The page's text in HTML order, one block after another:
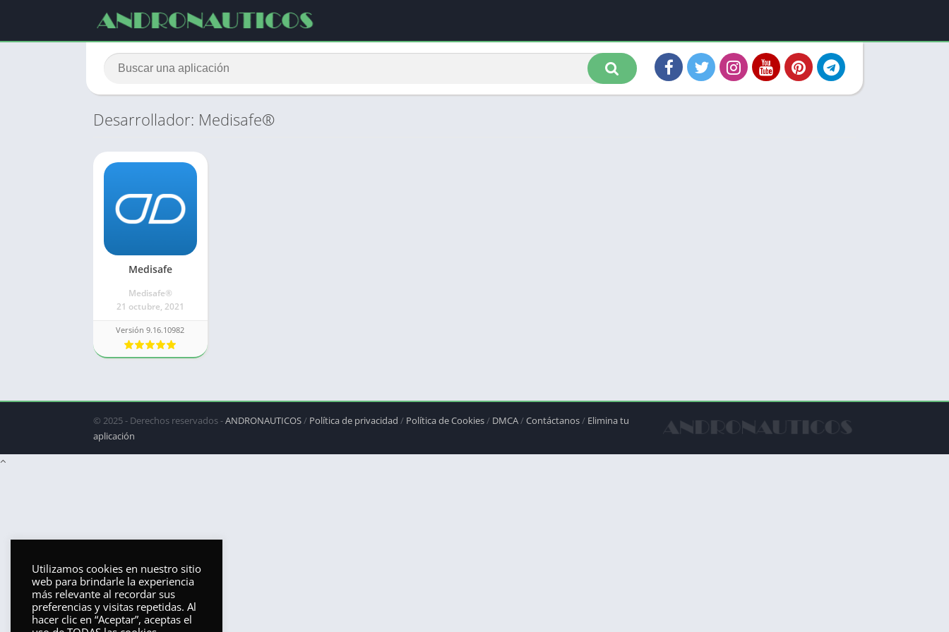
Desarrollador: Medisafe®
Medisafe
Medisafe®
21 octubre, 2021
Versión 9.16.10982
© 2025 - Derechos reservados -ANDRONAUTICOS / Política de privacidad / Política de Cookies / DMCA /Contáctanos / Elimina tu
aplicación
Utilizamos cookies en nuestro sitio
web para brindarle la experiencia
más relevante al recordar sus
preferencias y visitas repetidas. Al
hacer clic en “Aceptar”, aceptas el